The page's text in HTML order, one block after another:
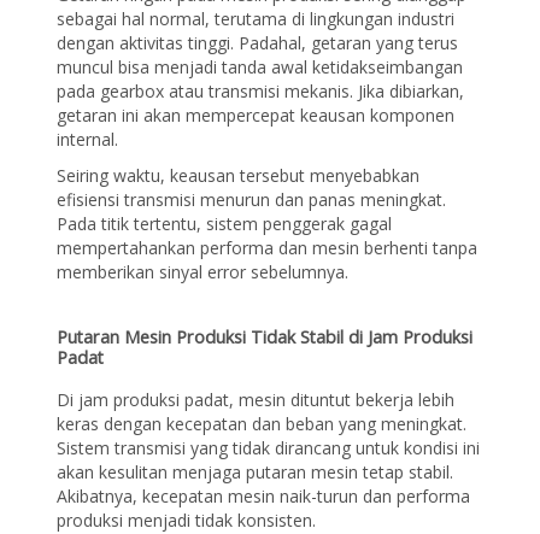
sebagai hal normal, terutama di lingkungan industri
dengan aktivitas tinggi. Padahal, getaran yang terus
muncul bisa menjadi tanda awal ketidakseimbangan
pada gearbox atau transmisi mekanis. Jika dibiarkan,
getaran ini akan mempercepat keausan komponen
internal.
Seiring waktu, keausan tersebut menyebabkan
efisiensi transmisi menurun dan panas meningkat.
Pada titik tertentu, sistem penggerak gagal
mempertahankan performa dan mesin berhenti tanpa
memberikan sinyal error sebelumnya.
Putaran Mesin Produksi Tidak Stabil di Jam Produksi
Padat
Di jam produksi padat, mesin dituntut bekerja lebih
keras dengan kecepatan dan beban yang meningkat.
Sistem transmisi yang tidak dirancang untuk kondisi ini
akan kesulitan menjaga putaran mesin tetap stabil.
Akibatnya, kecepatan mesin naik-turun dan performa
produksi menjadi tidak konsisten.